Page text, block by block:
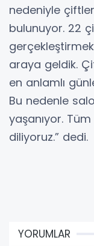
nedeniyle
bulunuyor. 22
araya geldik.
en anlamlı
Bu nedenle
yaşanıyor.
diliyoruz.” dedi.
YORUMLAR